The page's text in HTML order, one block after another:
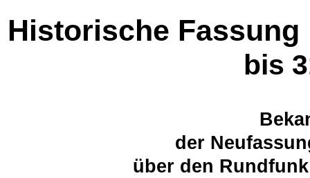
Historische Fassung
bis
der
über den